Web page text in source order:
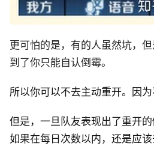
更可怕的是，有的人虽然坑，
到了你只能自认倒霉。
所以你可以不去主动重开。因为
但是，一旦队友表现出了重开的
如果在每日次数以内，还是应该